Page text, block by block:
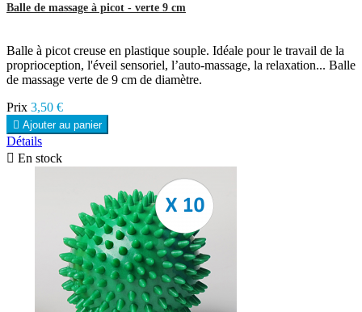
Balle de massage à picot - verte 9 cm
Balle à picot creuse en plastique souple. Idéale pour le travail de la
proprioception, l'éveil sensoriel, l’auto-massage, la relaxation... Balle
de massage verte de 9 cm de diamètre.
Prix 3,50 €
 Ajouter au panier
Détails
 En stock